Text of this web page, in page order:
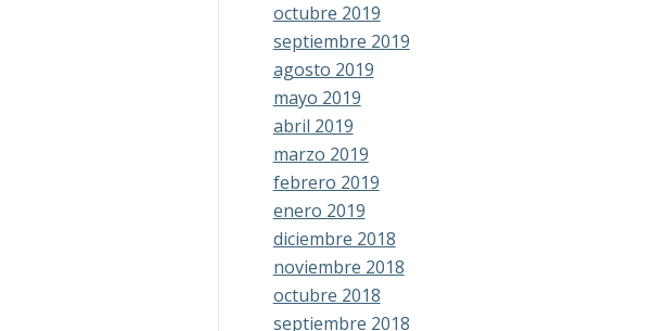
octubre 2019
septiembre 2019
agosto 2019
mayo 2019
abril 2019
marzo 2019
febrero 2019
enero 2019
diciembre 2018
noviembre 2018
octubre 2018
septiembre 2018